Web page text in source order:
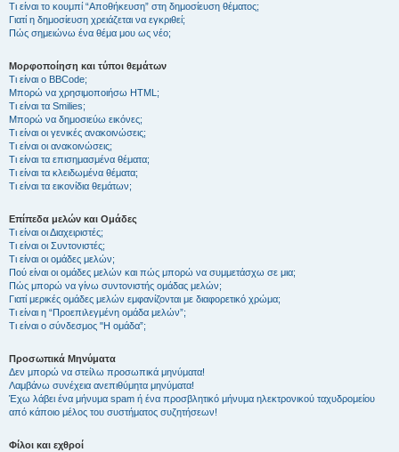
Τι είναι το κουμπί “Αποθήκευση” στη δημοσίευση θέματος;
Γιατί η δημοσίευση χρειάζεται να εγκριθεί;
Πώς σημειώνω ένα θέμα μου ως νέο;
Μορφοποίηση και τύποι θεμάτων
Τι είναι ο BBCode;
Μπορώ να χρησιμοποιήσω HTML;
Τι είναι τα Smilies;
Μπορώ να δημοσιεύω εικόνες;
Τι είναι οι γενικές ανακοινώσεις;
Τι είναι οι ανακοινώσεις;
Τι είναι τα επισημασμένα θέματα;
Τι είναι τα κλειδωμένα θέματα;
Τι είναι τα εικονίδια θεμάτων;
Επίπεδα μελών και Ομάδες
Τι είναι οι Διαχειριστές;
Τι είναι οι Συντονιστές;
Τι είναι οι ομάδες μελών;
Πού είναι οι ομάδες μελών και πώς μπορώ να συμμετάσχω σε μια;
Πώς μπορώ να γίνω συντονιστής ομάδας μελών;
Γιατί μερικές ομάδες μελών εμφανίζονται με διαφορετικό χρώμα;
Τι είναι η “Προεπιλεγμένη ομάδα μελών”;
Τι είναι ο σύνδεσμος "Η ομάδα”;
Προσωπικά Μηνύματα
Δεν μπορώ να στείλω προσωπικά μηνύματα!
Λαμβάνω συνέχεια ανεπιθύμητα μηνύματα!
Έχω λάβει ένα μήνυμα spam ή ένα προσβλητικό μήνυμα ηλεκτρονικού ταχυδρομείου
από κάποιο μέλος του συστήματος συζητήσεων!
Φίλοι και εχθροί